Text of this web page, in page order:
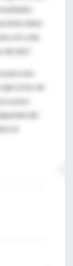
debe
él o ella
año."
para una
ejercicios de
peso.
del
el